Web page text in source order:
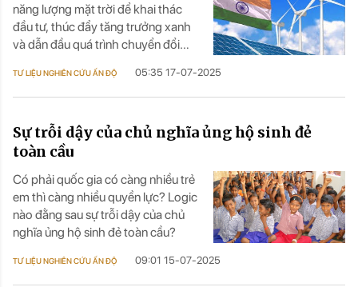
năng lượng mặt trời để khai thác
đầu tư, thúc đẩy tăng trưởng xanh
và dẫn đầu quá trình chuyển đổi
qua những hiểu biết dựa trên dữ
liệu.
TƯ LIỆU NGHIÊN CỨU ẤN ĐỘ 05:35 17-07-2025
Sự trỗi dậy của chủ nghĩa ủng hộ sinh đẻ
toàn cầu
Có phải quốc gia có càng nhiều trẻ
em thì càng nhiều quyền lực? Logic
nào đằng sau sự trỗi dậy của chủ
nghĩa ủng hộ sinh đẻ toàn cầu?
TƯ LIỆU NGHIÊN CỨU ẤN ĐỘ 09:01 15-07-2025